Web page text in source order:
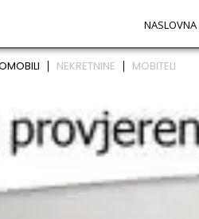
NASLOVNA